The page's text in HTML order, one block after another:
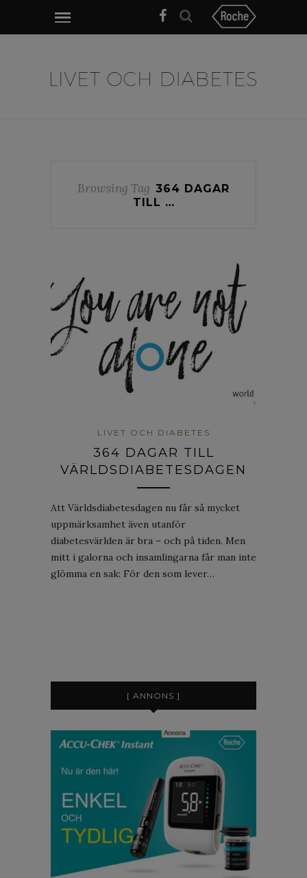
Browsing Tag 364 DAGAR
TILL …
LIVET OCH DIABETES
364 DAGAR TILL
VÄRLDSDIABETESDAGEN
Att Världsdiabetesdagen nu får så mycket
uppmärksamhet även utanför
diabetesvärlden är bra – och på tiden. Men
mitt i galorna och insamlingarna får man inte
glömma en sak: För den som lever…
[ ANNONS ]